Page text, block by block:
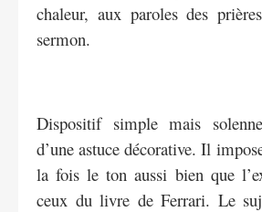
chaleur, aux paroles des
sermon.
Dispositif simple mais
d’une astuce décorative. Il
la fois le ton aussi bien que
ceux du livre de Ferrari. Le